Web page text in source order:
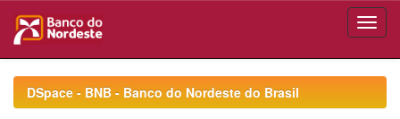
navigationDSpace - BNB - Banco do Nordeste do Brasil